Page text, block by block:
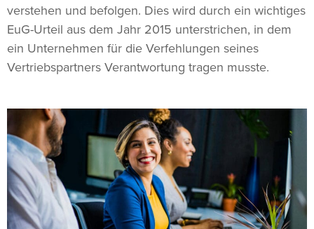
verstehen und befolgen. Dies wird durch ein wichtiges
EuG-Urteil aus dem Jahr 2015 unterstrichen, in dem
ein Unternehmen für die Verfehlungen seines
Vertriebspartners Verantwortung tragen musste.